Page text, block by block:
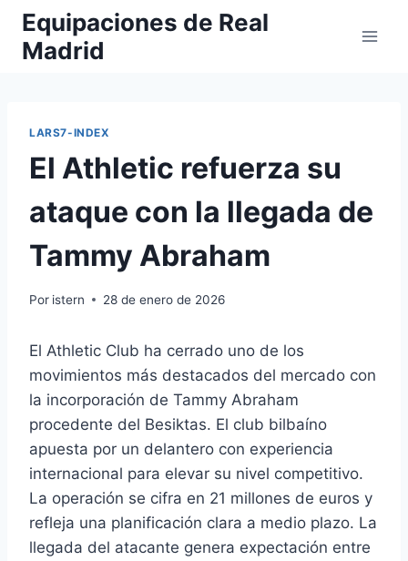
Saltar
contenido
Equipaciones de Real
Madrid
LARS7-INDEX
El Athletic refuerza su
ataque con la llegada de
Tammy Abraham
Por istern 28 de enero de 2026
El Athletic Club ha cerrado uno de los
movimientos más destacados del mercado con
la incorporación de Tammy Abraham
procedente del Besiktas. El club bilbaíno
apuesta por un delantero con experiencia
internacional para elevar su nivel competitivo.
La operación se cifra en 21 millones de euros y
refleja una planificación clara a medio plazo. La
llegada del atacante genera expectación entre